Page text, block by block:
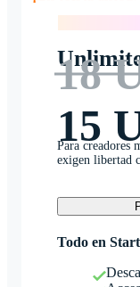
18
15
Para creadores
exigen libertad
Todo en